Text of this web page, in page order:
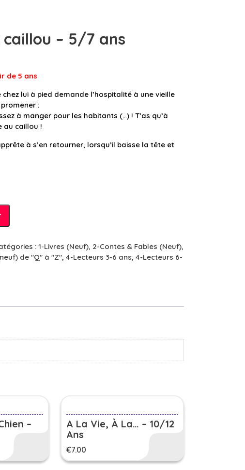
caillou – 5/7 ans
de 5 ans
lui à pied demande l’hospitalité à une vieille
:
à manger pour les habitants (…) ! T’as qu’à
au caillou !
à s’en retourner, lorsqu’il baisse la tête et
: 1-Livres (Neuf), 2-Contes & Fables (Neuf),
de "Q" à "Z", 4-Lecteurs 3-6 ans, 4-Lecteurs 6-
–
A La Vie, À La… – 10/12
Ans
€7.00